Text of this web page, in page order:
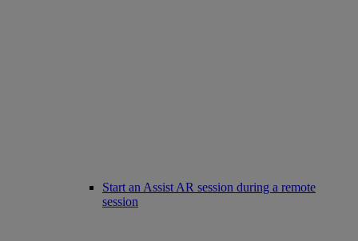
Start an Assist AR session during a remote
session